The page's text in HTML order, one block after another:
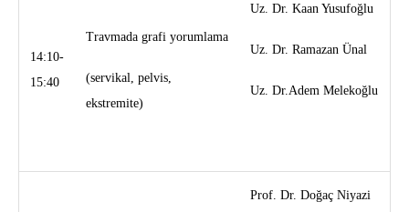
14:10-
15:40
Travmada grafi yorumlama
(servikal, pelvis,
ekstremite)
Uz. Dr. Kaan Yusufoğlu
Uz. Dr. Ramazan Ünal
Uz. Dr.Adem Melekoğlu
Prof. Dr. Doğaç Niyazi